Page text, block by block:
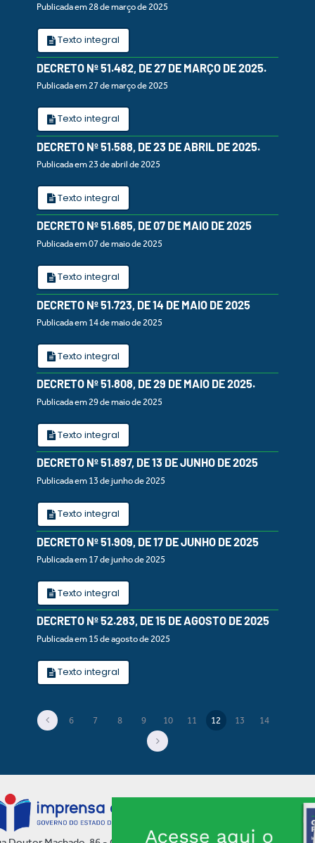
Publicada em 28 de março de 2025
Texto integral
DECRETO Nº 51.482, DE 27 DE MARÇO DE 2025.
Publicada em 27 de março de 2025
Texto integral
DECRETO Nº 51.588, DE 23 DE ABRIL DE 2025.
Publicada em 23 de abril de 2025
Texto integral
DECRETO Nº 51.685, DE 07 DE MAIO DE 2025
Publicada em 07 de maio de 2025
Texto integral
DECRETO Nº 51.723, DE 14 DE MAIO DE 2025
Publicada em 14 de maio de 2025
Texto integral
DECRETO Nº 51.808, DE 29 DE MAIO DE 2025.
Publicada em 29 de maio de 2025
Texto integral
DECRETO Nº 51.897, DE 13 DE JUNHO DE 2025
Publicada em 13 de junho de 2025
Texto integral
DECRETO Nº 51.909, DE 17 DE JUNHO DE 2025
Publicada em 17 de junho de 2025
Texto integral
DECRETO Nº 52.283, DE 15 DE AGOSTO DE 2025
Publicada em 15 de agosto de 2025
Texto integral
6 7 8 9 10 11 12(current)
13 14